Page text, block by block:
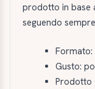
prodotto in base
seguendo
Gusto:
Prodotto